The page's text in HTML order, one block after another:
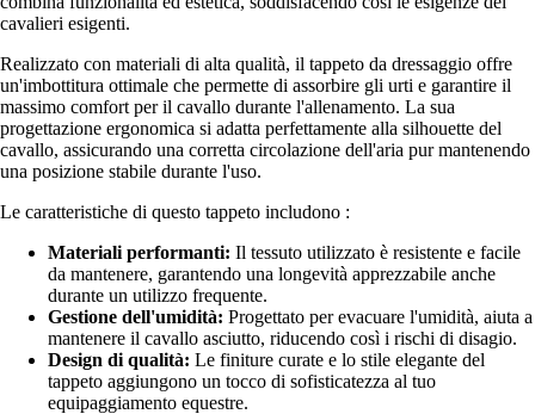
cavalieri esigenti.
Realizzato con materiali di alta qualità, il tappeto da dressaggio offre
un'imbottitura ottimale che permette di assorbire gli urti e garantire il
massimo comfort per il cavallo durante l'allenamento. La sua
progettazione ergonomica si adatta perfettamente alla silhouette del
cavallo, assicurando una corretta circolazione dell'aria pur mantenendo
una posizione stabile durante l'uso.
Le caratteristiche di questo tappeto includono :
Materiali performanti: Il tessuto utilizzato è resistente e facile
da mantenere, garantendo una longevità apprezzabile anche
durante un utilizzo frequente.
Gestione dell'umidità: Progettato per evacuare l'umidità, aiuta a
mantenere il cavallo asciutto, riducendo così i rischi di disagio.
Design di qualità: Le finiture curate e lo stile elegante del
tappeto aggiungono un tocco di sofisticatezza al tuo
equipaggiamento equestre.